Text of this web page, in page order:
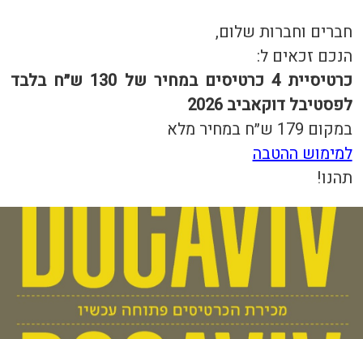
חברים וחברות שלום,
הנכם זכאים ל:
כרטיסיית 4 כרטיסים במחיר של 130 ש״ח בלבד
לפסטיבל דוקאביב 2026
במקום 179 ש״ח במחיר מלא
למימוש ההטבה
תהנו!